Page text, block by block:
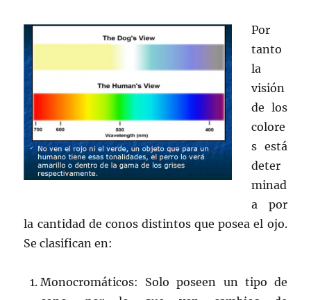
Por
tanto
la
visión
de los
colore
s está
deter
minad
a por
la cantidad de conos distintos que posea el ojo.
Se clasifican en:
Monocromáticos: Solo poseen un tipo de